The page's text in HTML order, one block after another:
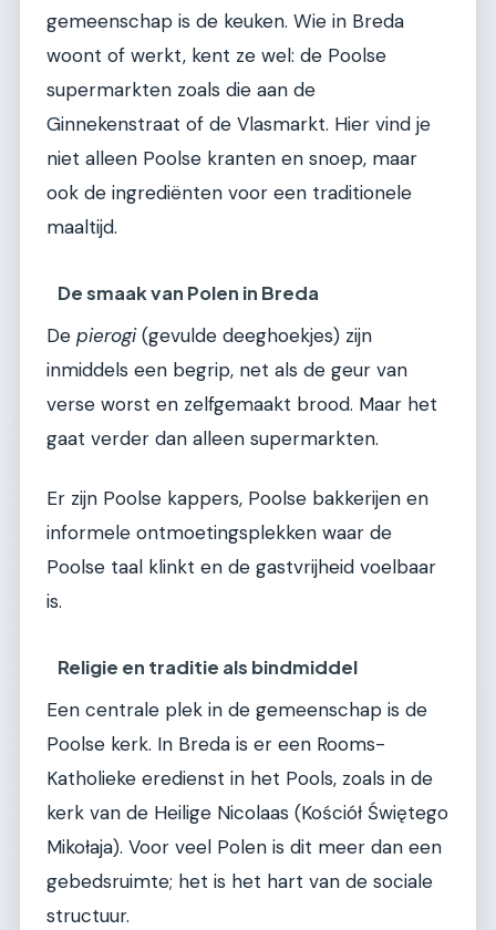
gemeenschap is de keuken. Wie in Breda
woont of werkt, kent ze wel: de Poolse
supermarkten zoals die aan de
Ginnekenstraat of de Vlasmarkt. Hier vind je
niet alleen Poolse kranten en snoep, maar
ook de ingrediënten voor een traditionele
maaltijd.
De smaak van Polen in Breda
De pierogi(gevulde deeghoekjes) zijn
inmiddels een begrip, net als de geur van
verse worst en zelfgemaakt brood. Maar het
gaat verder dan alleen supermarkten.
Er zijn Poolse kappers, Poolse bakkerijen en
informele ontmoetingsplekken waar de
Poolse taal klinkt en de gastvrijheid voelbaar
is.
Religie en traditie als bindmiddel
Een centrale plek in de gemeenschap is de
Poolse kerk. In Breda is er een Rooms-
Katholieke eredienst in het Pools, zoals in de
kerk van de Heilige Nicolaas (Kościół Świętego
Mikołaja). Voor veel Polen is dit meer dan een
gebedsruimte; het is het hart van de sociale
structuur.